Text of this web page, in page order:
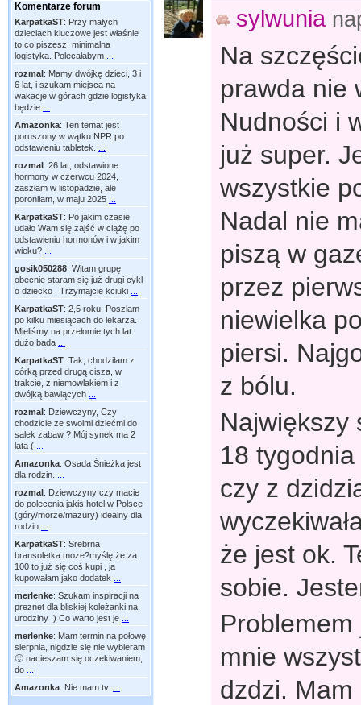
Komentarze forum
KarpatkaST: Przy małych
dzieciach kluczowe jest właśnie
to co piszesz, minimalna
logistyka. Polecałabym
rozmal: Mamy dwójkę dzieci, 3 i
6 lat, i szukam miejsca na
wakacje w górach gdzie logistyka
będzie
Amazonka: Ten temat jest
poruszony w wątku NPR po
odstawieniu tabletek.
rozmal: 26 lat, odstawione
hormony w czerwcu 2024,
zaszłam w listopadzie, ale
poroniłam, w maju 2025
KarpatkaST: Po jakim czasie
udało Wam się zajść w ciążę po
odstawieniu hormonów i w jakim
wieku?
gosik050288: Witam grupę
obecnie staram się już drugi cykl
o dziecko . Trzymajcie kciuki
KarpatkaST: 2,5 roku. Poszłam
po kilku miesiącach do lekarza.
Mieliśmy na przełomie tych lat
dużo bada
KarpatkaST: Tak, chodziłam z
córką przed drugą cisza, w
trakcie, z niemowlakiem i z
dwójką bawiących
rozmal: Dziewczyny, Czy
chodzicie ze swoimi dziećmi do
salek zabaw ? Mój synek ma 2
lata (
Amazonka: Osada Śnieżka jest
dla rodzin.
rozmal: Dziewczyny czy macie
do polecenia jakiś hotel w Polsce
(góry/morze/mazury) idealny dla
rodzin
KarpatkaST: Srebrna
bransoletka moze?myślę że za
100 to już się coś kupi , ja
kupowałam jako dodatek
merlenke: Szukam inspiracji na
preznet dla bliskiej koleżanki na
urodziny :) Co warto jest je
merlenke: Mam termin na połowę
sierpnia, nigdzie się nie wybieram
🙂 nacieszam się oczekiwaniem,
do
Amazonka: Nie mam tv.
sylwunia
Na
prawda nie
Nudności i
już super.
wszystkie
Nadal nie
piszą w
przez
niewielka
piersi.
z bólu.
Największy
18
czy z
że jest ok.
sobie.
Problemem
mnie
dzdzi.